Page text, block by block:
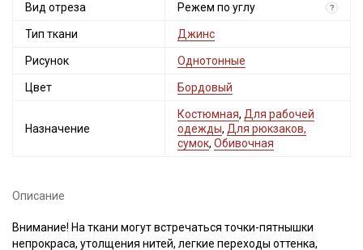
Вид отреза Режем по углу ?
Тип ткани Джинс
Рисунок Однотонные
Цвет Бордовый
Назначение
Костюмная, Для рабочей
одежды, Для рюкзаков,
сумок, Обивочная
Описание
Внимание! На ткани могут встречаться точки-пятнышки
непрокраса, утолщения нитей, легкие переходы оттенка,